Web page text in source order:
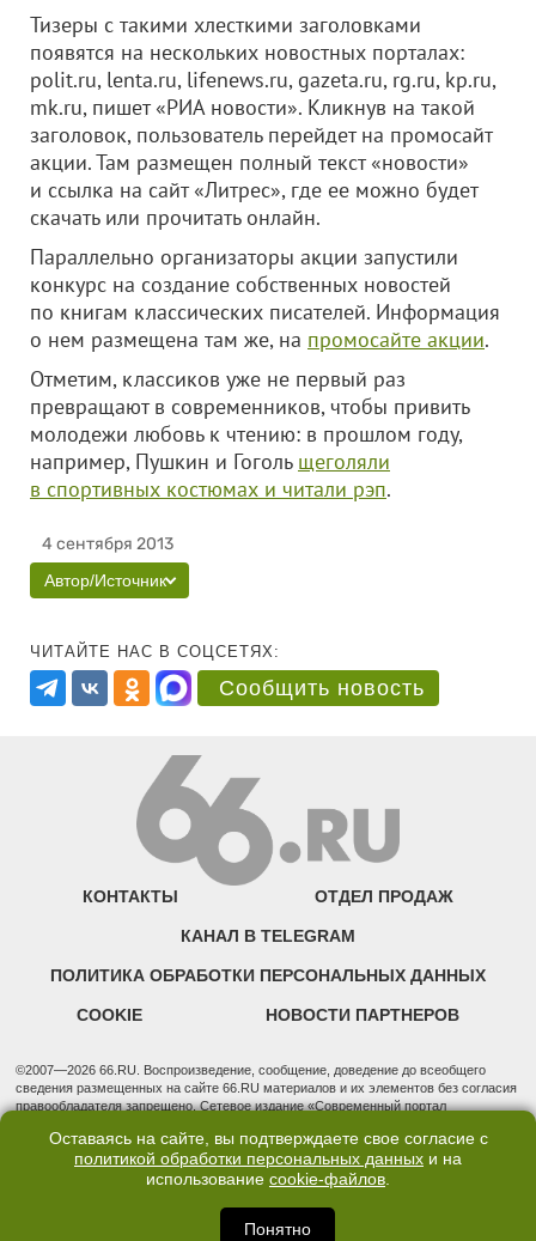
Тизеры с такими хлесткими заголовками
появятся на нескольких новостных порталах:
polit.ru, lenta.ru, lifenews.ru, gazeta.ru, rg.ru, kp.ru,
mk.ru, пишет «РИА новости». Кликнув на такой
заголовок, пользователь перейдет на промосайт
акции. Там размещен полный текст «новости»
и ссылка на сайт «Литрес», где ее можно будет
скачать или прочитать онлайн.
Параллельно организаторы акции запустили
конкурс на создание собственных новостей
по книгам классических писателей. Информация
о нем размещена там же, на промосайте акции.
Отметим, классиков уже не первый раз
превращают в современников, чтобы привить
молодежи любовь к чтению: в прошлом году,
например, Пушкин и Гоголь щеголяли
в спортивных костюмах и читали рэп.
4 сентября 2013
Автор/Источник
ЧИТАЙТЕ НАС В СОЦСЕТЯХ:
Сообщить новость
КОНТАКТЫ ОТДЕЛ ПРОДАЖ
КАНАЛ В TELEGRAM
ПОЛИТИКА ОБРАБОТКИ ПЕРСОНАЛЬНЫХ ДАННЫХ
COOKIE НОВОСТИ ПАРТНЕРОВ
©2007—2026 66.RU. Воспроизведение, сообщение, доведение до всеобщего
сведения размещенных на сайте 66.RU материалов и их элементов без согласия
правообладателя запрещено. Сетевое издание «Современный портал
надзору в сфере связи, информационных технологий и массовых коммуникаций
(Роскомнадзор). Регистрационный номер ЭЛ № ФС 77 - 76634 от 02.09.2019
Учредитель: Общество с ограниченной ответственностью "66.ру". Юридический
3, оф. 7015 Фактический адрес редакции и отдела продаж: 620014, Свердловская
обл., г. Екатеринбург, ул. Бориса Ельцина, д. 3, оф. 7015, +7 (343) 288-50-66
Оставаясь на сайте, вы подтверждаете свое согласие с
политикой обработки персональных данных и на
использование cookie-файлов.
Понятно